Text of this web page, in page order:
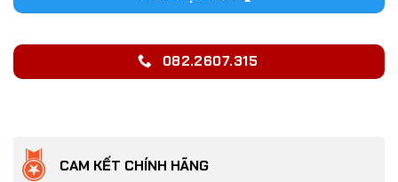
082.2607.315
CAM KẾT CHÍNH HÃNG